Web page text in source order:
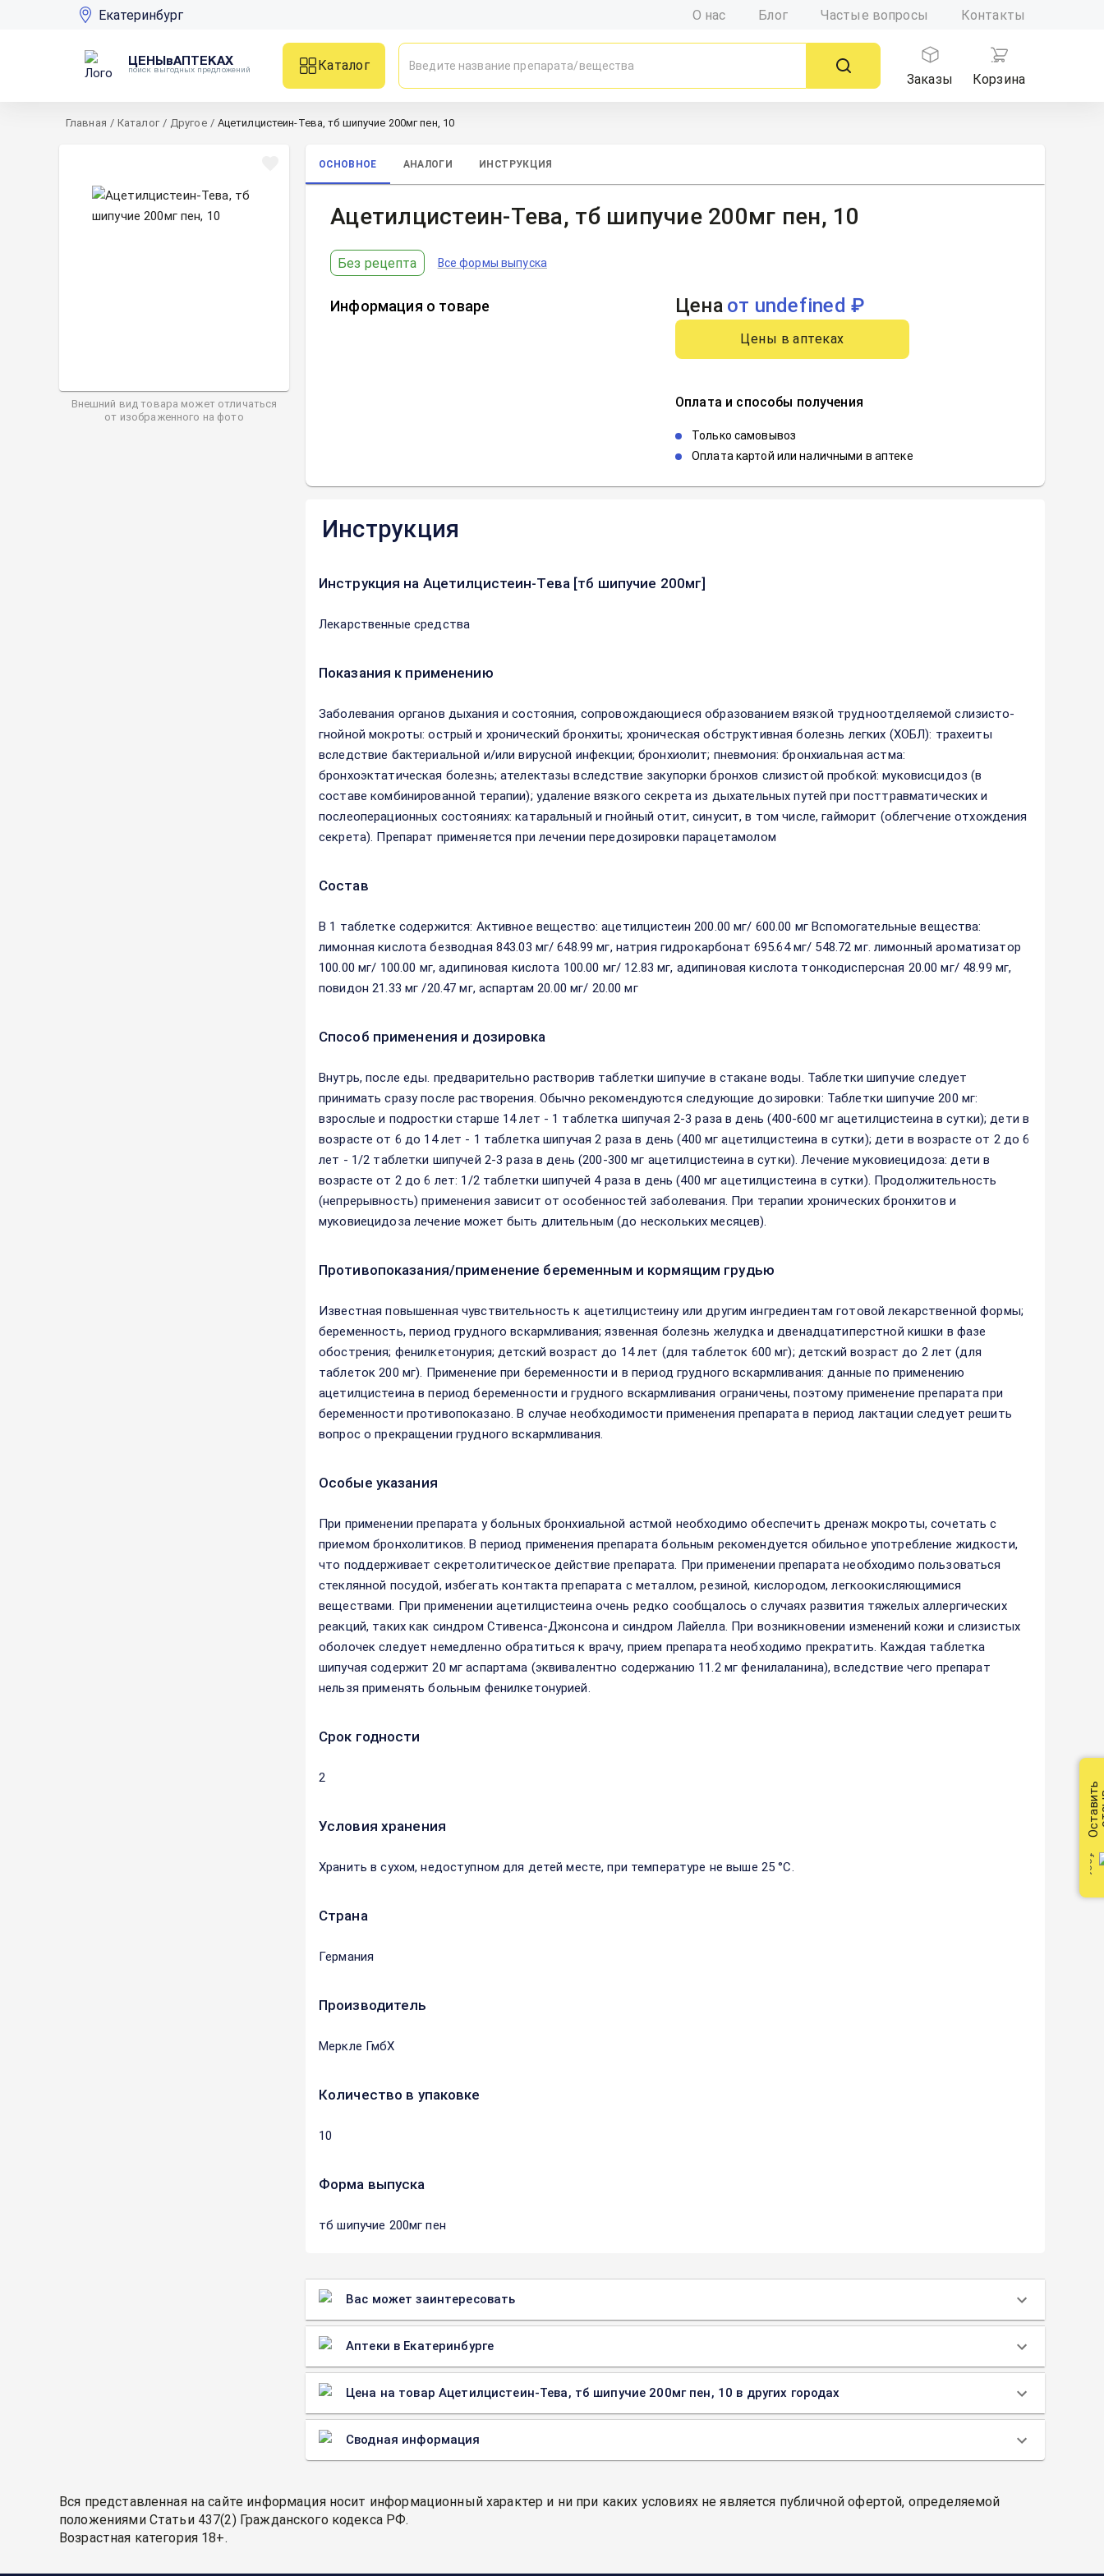
Екатеринбург О нас Блог Частые вопросы Контакты
ЦЕНЫвАПТЕКАХ
поиск выгодных предложений
Каталог
Заказы
Корзина
Главная / Каталог / Другое / Ацетилцистеин-Тева, тб шипучие 200мг пен, 10
Внешний вид товара может отличаться
от изображенного на фото
ОСНОВНОЕ АНАЛОГИ ИНСТРУКЦИЯ
Ацетилцистеин-Тева, тб шипучие 200мг пен, 10
Без рецепта Все формы выпуска
Информация о товаре Цена от undefined ₽
Цены в аптеках
Оплата и способы получения
Только самовывоз
Оплата картой или наличными в аптеке
Инструкция
Инструкция на Ацетилцистеин-Тева [тб шипучие 200мг]
Лекарственные средства
Показания к применению
Заболевания органов дыхания и состояния, сопровождающиеся образованием вязкой трудноотделяемой слизисто-
гнойной мокроты: острый и хронический бронхиты; хроническая обструктивная болезнь легких (ХОБЛ): трахеиты
вследствие бактериальной и/или вирусной инфекции; бронхиолит; пневмония: бронхиальная астма:
бронхоэктатическая болезнь; ателектазы вследствие закупорки бронхов слизистой пробкой: муковисцидоз (в
составе комбинированной терапии); удаление вязкого секрета из дыхательных путей при посттравматических и
послеоперационных состояниях: катаральный и гнойный отит, синусит, в том числе, гайморит (облегчение отхождения
секрета). Препарат применяется при лечении передозировки парацетамолом
Состав
В 1 таблетке содержится: Активное вещество: ацетилцистеин 200.00 мг/ 600.00 мг Вспомогательные вещества:
лимонная кислота безводная 843.03 мг/ 648.99 мг, натрия гидрокарбонат 695.64 мг/ 548.72 мг. лимонный ароматизатор
100.00 мг/ 100.00 мг, адипиновая кислота 100.00 мг/ 12.83 мг, адипиновая кислота тонкодисперсная 20.00 мг/ 48.99 мг,
повидон 21.33 мг /20.47 мг, аспартам 20.00 мг/ 20.00 мг
Способ применения и дозировка
Внутрь, после еды. предварительно растворив таблетки шипучие в стакане воды. Таблетки шипучие следует
принимать сразу после растворения. Обычно рекомендуются следующие дозировки: Таблетки шипучие 200 мг:
взрослые и подростки старше 14 лет - 1 таблетка шипучая 2-3 раза в день (400-600 мг ацетилцистеина в сутки); дети в
возрасте от 6 до 14 лет - 1 таблетка шипучая 2 раза в день (400 мг ацетилцистеина в сутки); дети в возрасте от 2 до 6
лет - 1/2 таблетки шипучей 2-3 раза в день (200-300 мг ацетилцистеина в сутки). Лечение муковиецидоза: дети в
возрасте от 2 до 6 лет: 1/2 таблетки шипучей 4 раза в день (400 мг ацетилцистеина в сутки). Продолжительность
(непрерывность) применения зависит от особенностей заболевания. При терапии хронических бронхитов и
муковиецидоза лечение может быть длительным (до нескольких месяцев).
Противопоказания/применение беременным и кормящим грудью
Известная повышенная чувствительность к ацетилцистеину или другим ингредиентам готовой лекарственной формы;
беременность, период грудного вскармливания; язвенная болезнь желудка и двенадцатиперстной кишки в фазе
обострения; фенилкетонурия; детский возраст до 14 лет (для таблеток 600 мг); детский возраст до 2 лет (для
таблеток 200 мг). Применение при беременности и в период грудного вскармливания: данные по применению
ацетилцистеина в период беременности и грудного вскармливания ограничены, поэтому применение препарата при
беременности противопоказано. В случае необходимости применения препарата в период лактации следует решить
вопрос о прекращении грудного вскармливания.
Особые указания
При применении препарата у больных бронхиальной астмой необходимо обеспечить дренаж мокроты, сочетать с
приемом бронхолитиков. В период применения препарата больным рекомендуется обильное употребление жидкости,
что поддерживает секретолитическое действие препарата. При применении препарата необходимо пользоваться
стеклянной посудой, избегать контакта препарата с металлом, резиной, кислородом, легкоокисляющимися
веществами. При применении ацетилцистеина очень редко сообщалось о случаях развития тяжелых аллергических
реакций, таких как синдром Стивенса-Джонсона и синдром Лайелла. При возникновении изменений кожи и слизистых
оболочек следует немедленно обратиться к врачу, прием препарата необходимо прекратить. Каждая таблетка
шипучая содержит 20 мг аспартама (эквивалентно содержанию 11.2 мг фенилаланина), вследствие чего препарат
нельзя применять больным фенилкетонурией.
Срок годности
2
Условия хранения
Хранить в сухом, недоступном для детей месте, при температуре не выше 25 °С.
Страна
Германия
Производитель
Меркле ГмбХ
Количество в упаковке
10
Форма выпуска
тб шипучие 200мг пен
Вас может заинтересовать
Аптеки в Екатеринбурге
Цена на товар Ацетилцистеин-Тева, тб шипучие 200мг пен, 10 в других городах
Сводная информация
Вся представленная на сайте информация носит информационный характер и ни при каких условиях не является публичной офертой, определяемой
положениями Статьи 437(2) Гражданского кодекса РФ.
Возрастная категория 18+.
Оставить